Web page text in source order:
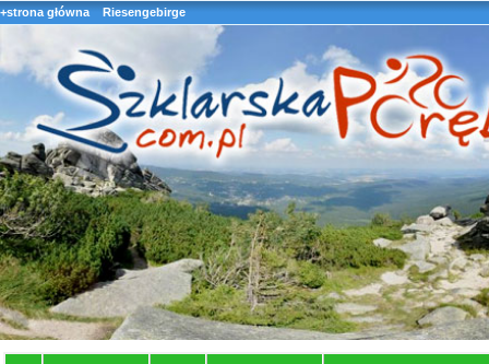
+strona główna Riesengebirge